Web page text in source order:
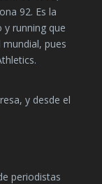
92. Es la
y running que
pues
y desde el
periodistas